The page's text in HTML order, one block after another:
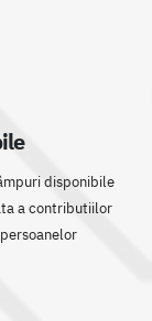
disponibile
a contributiilor